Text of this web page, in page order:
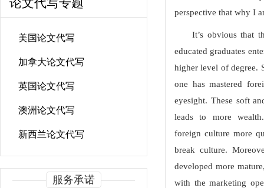
美国论文代写
加拿大论文代写
英国论文代写
澳洲论文代写
新西兰论文代写
服务承诺
perspective that why I
It’s obvious that
educated graduates
higher level of degree.
one has mastered
eyesight. These soft
leads to more
foreign culture more
break culture.
developed more
with the marketing